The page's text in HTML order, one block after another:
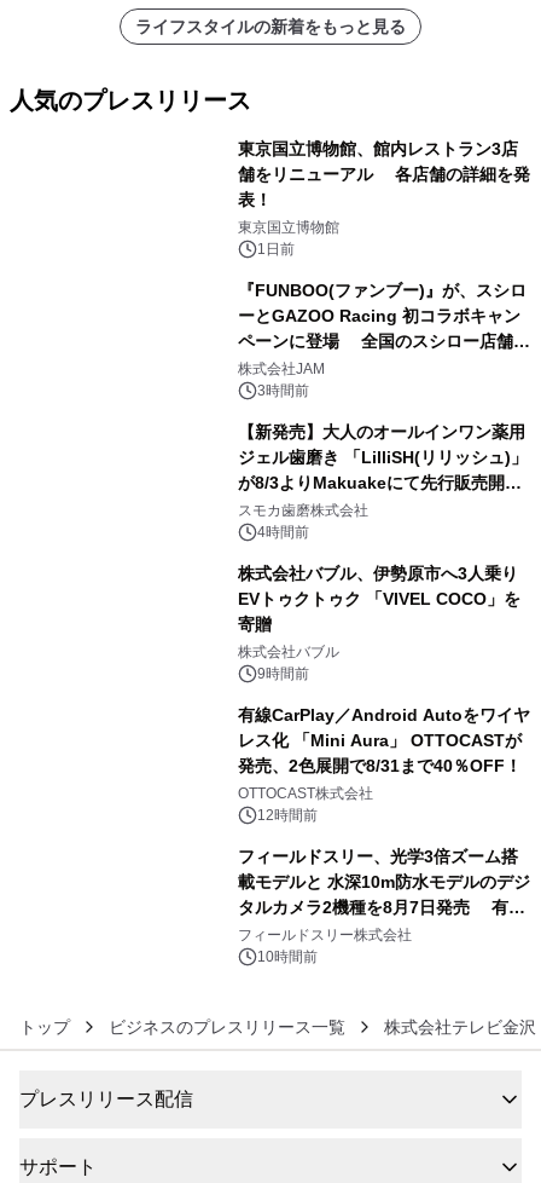
ライフスタイルの新着をもっと見る
人気のプレスリリース
東京国立博物館、館内レストラン3店
舗をリニューアル 各店舗の詳細を発
表！
東京国立博物館
1日前
『FUNBOO(ファンブー)』が、スシロ
ーとGAZOO Racing 初コラボキャン
ペーンに登場 全国のスシロー店舗で
GR 4車種の FUNBOO(ミニカー)付き
メニューが展開されます
株式会社JAM
3時間前
【新発売】大人のオールインワン薬用
ジェル歯磨き 「LilliSH(リリッシュ)」
が8/3よりMakuakeにて先行販売開
始！
スモカ歯磨株式会社
4時間前
株式会社バブル、伊勢原市へ3人乗り
EVトゥクトゥク 「VIVEL COCO」を
寄贈
株式会社バブル
9時間前
有線CarPlay／Android Autoをワイヤ
レス化 「Mini Aura」 OTTOCASTが
発売、2色展開で8/31まで40％OFF！
OTTOCAST株式会社
12時間前
フィールドスリー、光学3倍ズーム搭
載モデルと 水深10m防水モデルのデジ
タルカメラ2機種を8月7日発売 有効
約1300万画素、用途別に選べるコンデ
ジ新登場
フィールドスリー株式会社
10時間前
トップ ビジネスのプレスリリース一覧 株式会社テレビ金沢
プレスリリース配信
サポート